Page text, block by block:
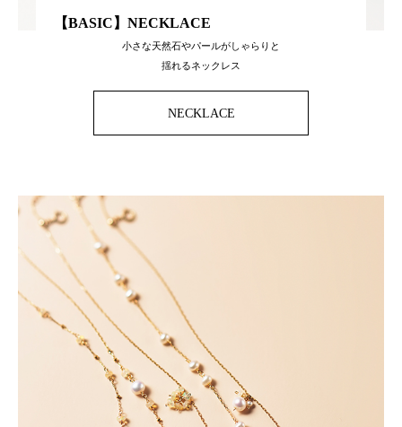
【BASIC】NECKLACE
小さな天然石やパールがしゃらりと
揺れるネックレス
NECKLACE